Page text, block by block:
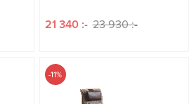
21 340 :- 23 930 :-
-11%